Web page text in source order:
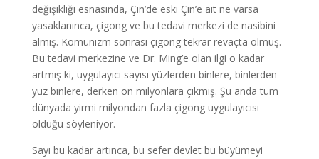
değişikliği esnasında, Çin’de eski Çin’e ait ne varsa
yasaklanınca, çigong ve bu tedavi merkezi de nasibini
almış. Komünizm sonrası çigong tekrar revaçta olmuş.
Bu tedavi merkezine ve Dr. Ming’e olan ilgi o kadar
artmış ki, uygulayıcı sayısı yüzlerden binlere, binlerden
yüz binlere, derken on milyonlara çıkmış. Şu anda tüm
dünyada yirmi milyondan fazla çigong uygulayıcısı
olduğu söyleniyor.
Sayı bu kadar artınca, bu sefer devlet bu büyümeyi